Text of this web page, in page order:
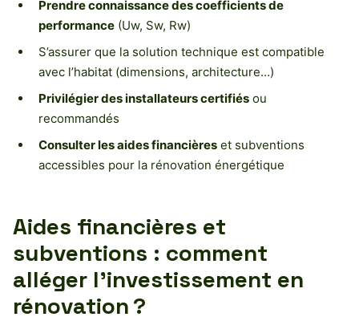
Prendre connaissance des coefficients de
performance (Uw, Sw, Rw)
S’assurer que la solution technique est compatible
avec l’habitat (dimensions, architecture…)
Privilégier des installateurs certifiés ou
recommandés
Consulter les aides financières et subventions
accessibles pour la rénovation énergétique
Aides financières et
subventions : comment
alléger l’investissement en
rénovation ?